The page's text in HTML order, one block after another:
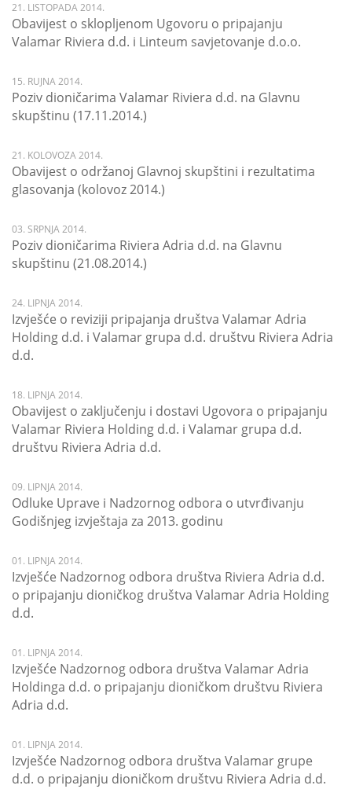
21. LISTOPADA 2014.
Obavijest o sklopljenom Ugovoru o pripajanju
Valamar Riviera d.d. i Linteum savjetovanje d.o.o.
15. RUJNA 2014.
Poziv dioničarima Valamar Riviera d.d. na Glavnu
skupštinu (17.11.2014.)
21. KOLOVOZA 2014.
Obavijest o održanoj Glavnoj skupštini i rezultatima
glasovanja (kolovoz 2014.)
03. SRPNJA 2014.
Poziv dioničarima Riviera Adria d.d. na Glavnu
skupštinu (21.08.2014.)
24. LIPNJA 2014.
Izvješće o reviziji pripajanja društva Valamar Adria
Holding d.d. i Valamar grupa d.d. društvu Riviera Adria
d.d.
18. LIPNJA 2014.
Obavijest o zaključenju i dostavi Ugovora o pripajanju
Valamar Riviera Holding d.d. i Valamar grupa d.d.
društvu Riviera Adria d.d.
09. LIPNJA 2014.
Odluke Uprave i Nadzornog odbora o utvrđivanju
Godišnjeg izvještaja za 2013. godinu
01. LIPNJA 2014.
Izvješće Nadzornog odbora društva Riviera Adria d.d.
o pripajanju dioničkog društva Valamar Adria Holding
d.d.
01. LIPNJA 2014.
Izvješće Nadzornog odbora društva Valamar Adria
Holdinga d.d. o pripajanju dioničkom društvu Riviera
Adria d.d.
01. LIPNJA 2014.
Izvješće Nadzornog odbora društva Valamar grupe
d.d. o pripajanju dioničkom društvu Riviera Adria d.d.